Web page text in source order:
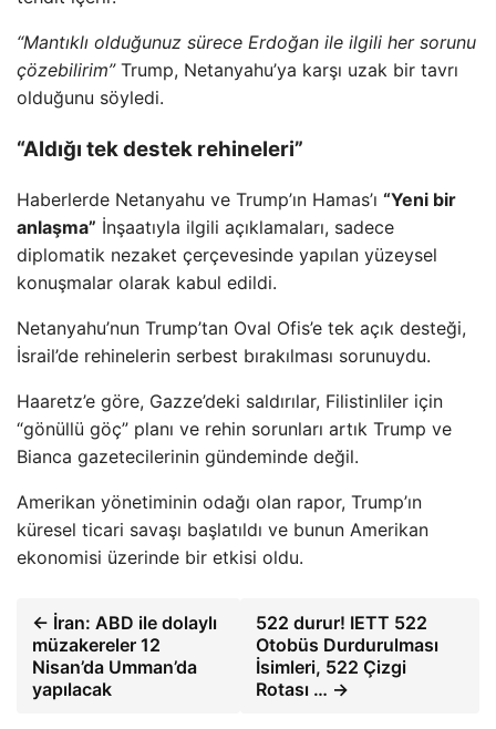
“Mantıklı olduğunuz sürece Erdoğan ile ilgili her sorunu
çözebilirim”Trump, Netanyahu’ya karşı uzak bir tavrı
olduğunu söyledi.
“Aldığı tek destek rehineleri”
Haberlerde Netanyahu ve Trump’ın Hamas’ı “Yeni bir
anlaşma” İnşaatıyla ilgili açıklamaları, sadece
diplomatik nezaket çerçevesinde yapılan yüzeysel
konuşmalar olarak kabul edildi.
Netanyahu’nun Trump’tan Oval Ofis’e tek açık desteği,
İsrail’de rehinelerin serbest bırakılması sorunuydu.
Haaretz’e göre, Gazze’deki saldırılar, Filistinliler için
“gönüllü göç” planı ve rehin sorunları artık Trump ve
Bianca gazetecilerinin gündeminde değil.
Amerikan yönetiminin odağı olan rapor, Trump’ın
küresel ticari savaşı başlatıldı ve bunun Amerikan
ekonomisi üzerinde bir etkisi oldu.
← İran: ABD ile dolaylı
müzakereler 12
Nisan’da Umman’da
yapılacak
522 durur! IETT 522
Otobüs Durdurulması
İsimleri, 522 Çizgi
Rotası … →